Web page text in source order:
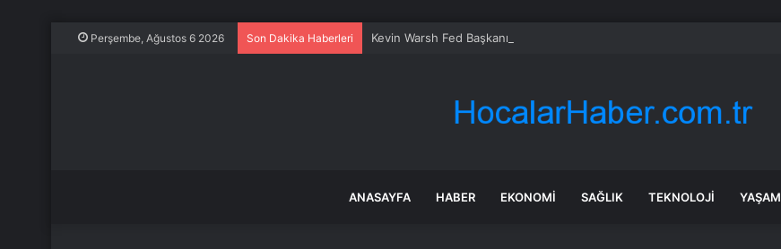
Perşembe, Ağustos 6 2026 Son Dakika Haberleri Kevin Warsh Fed Başkanı Oldu
ANASAYFA HABER EKONOMI SAĞLIK TEKNOLOJI YAŞAM